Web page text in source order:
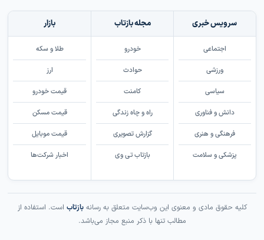
سرویس خبری
اجتماعی
ورزشی
سیاسی
دانش و فناوری
فرهنگی و هنری
پزشکی و سلامت
مجله بازتاب
خودرو
حوادث
کامنت
راه و چاه زندگی
گزارش تصویری
بازتاب تی وی
بازار
طلا و سکه
ارز
قیمت خودرو
قیمت مسکن
قیمت موبایل
اخبار شرکت‌ها
کلیه حقوق مادی و معنوی این وب‌سایت متعلق به رسانهبازتاب است. استفاده از
مطالب تنها با ذکر منبع مجاز می‌باشد.